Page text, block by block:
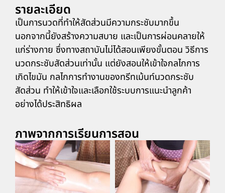
รายละเอียด
เป็นการนวดที่ทำให้สัดส่วนมีความกระชับมากขึ้น
นอกจากนี้ยังสร้างความสบาย และเป็นการผ่อนคลายให้
แก่ร่างกาย ซึ่งทางสถาบันไม่ได้สอนเพียงขั้นตอน วิธีการ
นวดกระชับสัดส่วนเท่านั้น แต่ยังสอนให้เข้าใจกลไกการ
เกิดไขมัน กลไกการทำงานของทรีทเม้นท์นวดกระชับ
สัดส่วน ทำให้เข้าใจและเลือกใช้ระบบการแนะนำลูกค้า
อย่างได้ประสิทธิผล
ภาพจากการเรียนการสอน